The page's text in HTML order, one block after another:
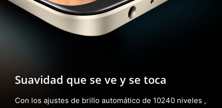
Suavidad que se ve y se toca
Con los ajustes de brillo automático de 10240 niveles ,